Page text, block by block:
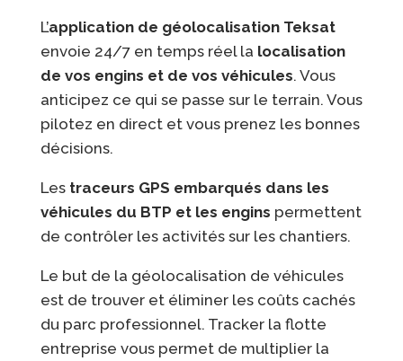
L’application de géolo­ca­li­sation Teksat
envoie 24/7 en temps réel la localisation
de vos engins et de vos véhicules. Vous
anticipez ce qui se passe sur le terrain. Vous
pilotez en direct et vous prenez les bonnes
décisions.
Lestraceurs GPS embarqués dans les
véhicules du BTP et les engins permettent
de contrôler les activités sur les chantiers.
Le but de la géolocalisation de véhicules
est de trouver et éliminer les coûts cachés
du parc professionnel. Tracker la flotte
entreprise vous permet de multiplier la